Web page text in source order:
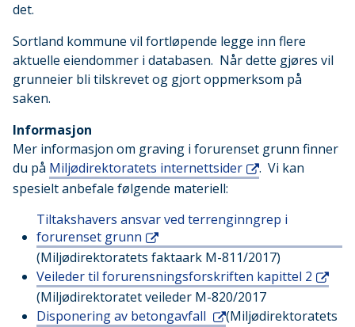
det.
Sortland kommune vil fortløpende legge inn flere
aktuelle eiendommer i databasen. Når dette gjøres vil
grunneier bli tilskrevet og gjort oppmerksom på
saken.
Informasjon
Mer informasjon om graving i forurenset grunn finner
du på Miljødirektoratets internettsider
. Vi kan
spesielt anbefale følgende materiell:
Tiltakshavers ansvar ved terrenginngrep i
forurenset grunn
(Miljødirektoratets faktaark M-811/2017)
Veileder til forurensningsforskriften kapittel 2
(Miljødirektoratet veileder M-820/2017
Disponering av betongavfall
(Miljødirektoratets